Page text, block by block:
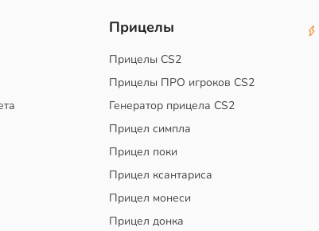
Прицелы
Прицелы CS2
Прицелы ПРО игроков CS2
Генератор прицела CS2
Прицел симпла
Прицел поки
Прицел ксантариса
Прицел монеси
Прицел донка